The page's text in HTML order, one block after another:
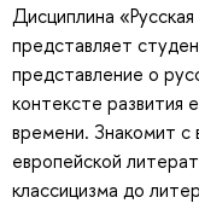
Дисциплина
представляет
представление о
контексте развития
времени. Знакомит с
европейской
классицизма до